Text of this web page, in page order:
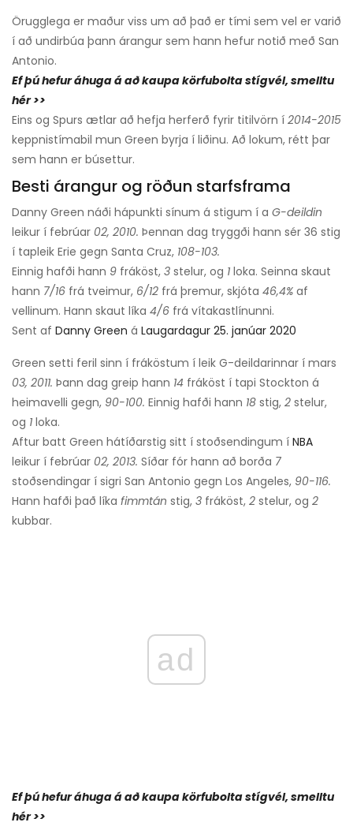
Örugglega er maður viss um að það er tími sem vel er varið
í að undirbúa þann árangur sem hann hefur notið með San
Antonio.
Ef þú hefur áhuga á að kaupa körfubolta stígvél, smelltu
hér >>
Eins og Spurs ætlar að hefja herferð fyrir titilvörn í 2014-2015
keppnistímabil mun Green byrja í liðinu. Að lokum, rétt þar
sem hann er búsettur.
Besti árangur og röðun starfsframa
Danny Green náði hápunkti sínum á stigum í a G-deildin
leikur í febrúar 02, 2010. Þennan dag tryggði hann sér 36 stig
í tapleik Erie gegn Santa Cruz, 108-103.
Einnig hafði hann 9 fráköst, 3 stelur, og 1 loka. Seinna skaut
hann 7/16 frá tveimur, 6/12 frá þremur, skjóta 46,4% af
vellinum. Hann skaut líka 4/6 frá vítakastlínunni.
Sent af Danny Green á Laugardagur 25. janúar 2020
Green setti feril sinn í fráköstum í leik G-deildarinnar í mars
03, 2011. Þann dag greip hann 14 fráköst í tapi Stockton á
heimavelli gegn, 90-100. Einnig hafði hann 18 stig, 2 stelur,
og 1 loka.
Aftur batt Green hátíðarstig sitt í stoðsendingum í NBA
leikur í febrúar 02, 2013. Síðar fór hann að borða 7
stoðsendingar í sigri San Antonio gegn Los Angeles, 90-116.
Hann hafði það líka fimmtán stig, 3 fráköst, 2 stelur, og 2
kubbar.
ad
Ef þú hefur áhuga á að kaupa körfubolta stígvél, smelltu
hér >>